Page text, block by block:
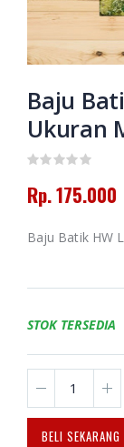
Baju
Ukuran
Rp. 175.000
Baju Batik HW
STOK TERSEDIA
BELI SEKARANG
Himpunan
Putusan
Rp.
Himpunan
Jilid 1
Rp.